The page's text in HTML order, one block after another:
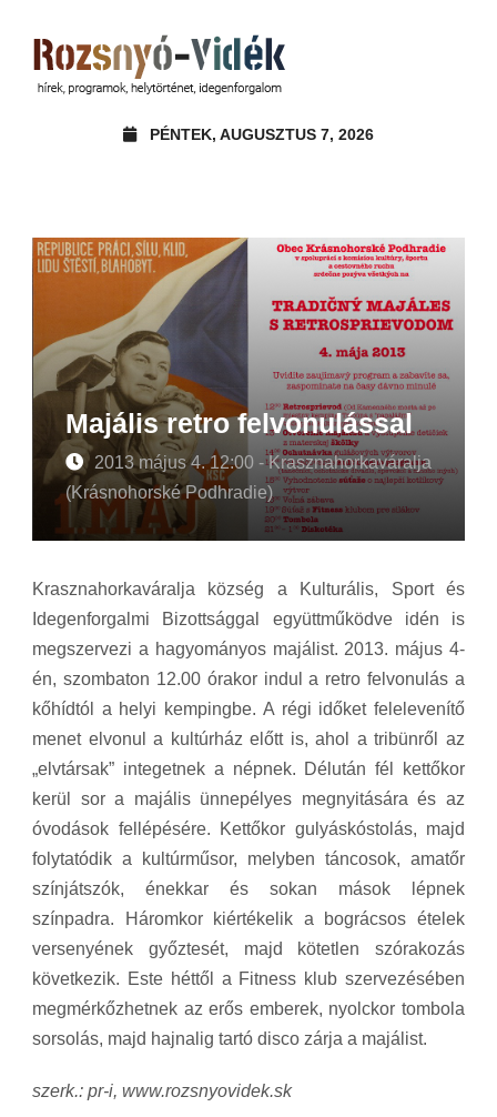
PÉNTEK, AUGUSZTUS 7, 2026
Majális retro felvonulással
2013 május 4. 12:00 - Krasznahorkaváralja
(Krásnohorské Podhradie)
Krasznahorkaváralja község a Kulturális, Sport és
Idegenforgalmi Bizottsággal együttműködve idén is
megszervezi a hagyományos majálist. 2013. május 4-
én, szombaton 12.00 órakor indul a retro felvonulás a
kőhídtól a helyi kempingbe. A régi időket felelevenítő
menet elvonul a kultúrház előtt is, ahol a tribünről az
„elvtársak” integetnek a népnek. Délután fél kettőkor
kerül sor a majális ünnepélyes megnyitására és az
óvodások fellépésére. Kettőkor gulyáskóstolás, majd
folytatódik a kultúrműsor, melyben táncosok, amatőr
színjátszók, énekkar és sokan mások lépnek
színpadra. Háromkor kiértékelik a bográcsos ételek
versenyének győztesét, majd kötetlen szórakozás
következik. Este héttől a Fitness klub szervezésében
megmérkőzhetnek az erős emberek, nyolckor tombola
sorsolás, majd hajnalig tartó disco zárja a majálist.
szerk.: pr-i, www.rozsnyovidek.sk